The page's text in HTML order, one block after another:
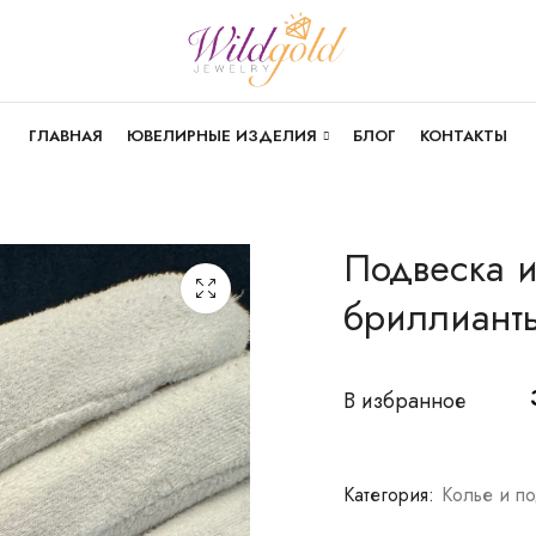
ГЛАВНАЯ ЮВЕЛИРНЫЕ ИЗДЕЛИЯ БЛОГ КОНТАКТЫ
Подвеска
В избранное
Категория: Колье и